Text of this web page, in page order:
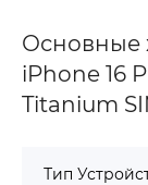
Основные
iPhone 16
Titanium
Тип